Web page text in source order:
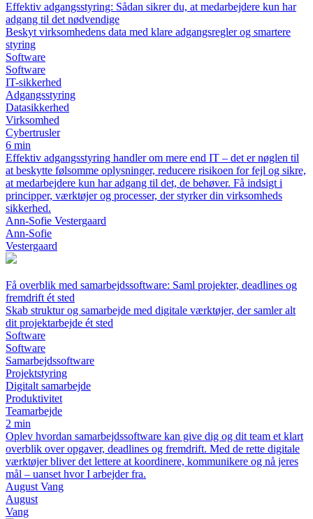
Effektiv adgangsstyring: Sådan sikrer du, at medarbejdere kun har
adgang til det nødvendige
Beskyt virksomhedens data med klare adgangsregler og smartere
styring
Software
Software
IT-sikkerhed
Adgangsstyring
Datasikkerhed
Virksomhed
Cybertrusler
6 min
Effektiv adgangsstyring handler om mere end IT – det er nøglen til
at beskytte følsomme oplysninger, reducere risikoen for fejl og sikre,
at medarbejdere kun har adgang til det, de behøver. Få indsigt i
principper, værktøjer og processer, der styrker din virksomheds
sikkerhed.
Ann-Sofie Vestergaard
Ann-Sofie
Vestergaard
Få overblik med samarbejdssoftware: Saml projekter, deadlines og
fremdrift ét sted
Skab struktur og samarbejde med digitale værktøjer, der samler alt
dit projektarbejde ét sted
Software
Software
Samarbejdssoftware
Projektstyring
Digitalt samarbejde
Produktivitet
Teamarbejde
2 min
Oplev hvordan samarbejdssoftware kan give dig og dit team et klart
overblik over opgaver, deadlines og fremdrift. Med de rette digitale
værktøjer bliver det lettere at koordinere, kommunikere og nå jeres
mål – uanset hvor I arbejder fra.
August Vang
August
Vang